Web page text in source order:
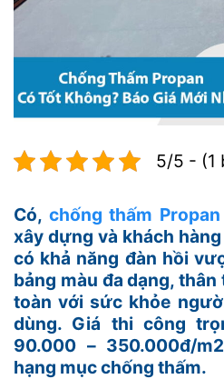
5/5 - (1
Có, chống thấm Propan
xây dựng và khách
có khả năng đàn hồi
bảng màu đa dạng,
toàn với sức khỏe
dùng. Giá thi công
90.000 – 350.000đ/
hạng mục chống thấm.